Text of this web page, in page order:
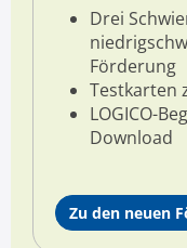
Drei
Förderung
Testkarten
LOGICO-
Download
Zu den neuen